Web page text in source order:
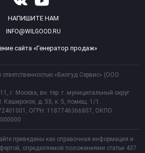
НАПИШИТЕ НАМ
INFO@WILGOOD.RU
сайта «Генератор продаж»
«Вилгуд Сервис» (ООО
г. Москва, вн. тер. г. муниципальный округ
Каширское, д. 55, к. 5, помещ. 1/1.
ОГРН: 1187746366807, ОКПО:
приведены как справочная информация и
определяемой положениями статьи 437